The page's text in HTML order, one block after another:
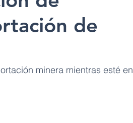
de
minera mientras esté en